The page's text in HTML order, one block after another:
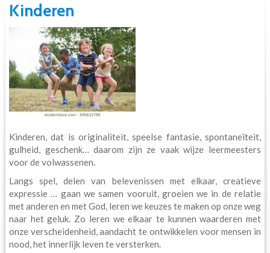
Kinderen
Kinderen, dat is originaliteit, speelse fantasie, spontaneïteit,
gulheid, geschenk… daarom zijn ze vaak wijze leermeesters
voor de volwassenen.
Langs spel, delen van belevenissen met elkaar, creatieve
expressie … gaan we samen vooruit, groeien we in de relatie
met anderen en met God, leren we keuzes te maken op onze weg
naar het geluk. Zo leren we elkaar te kunnen waarderen met
onze verscheidenheid, aandacht te ontwikkelen voor mensen in
nood, het innerlijk leven te versterken.